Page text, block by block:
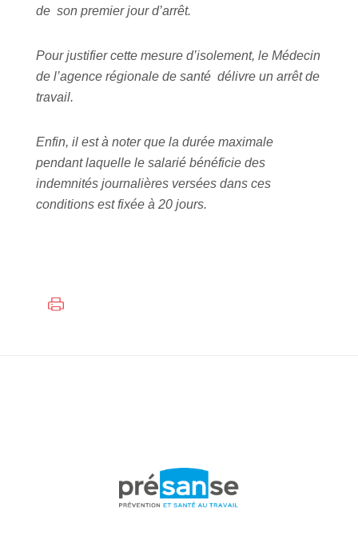
de son premier jour d’arrêt.
Pour justifier cette mesure d’isolement, le Médecin
de l’agence régionale de santé délivre un arrêt de
travail.
Enfin, il est à noter que la durée maximale
pendant laquelle le salarié bénéficie des
indemnités journalières versées dans ces
conditions est fixée à 20 jours.